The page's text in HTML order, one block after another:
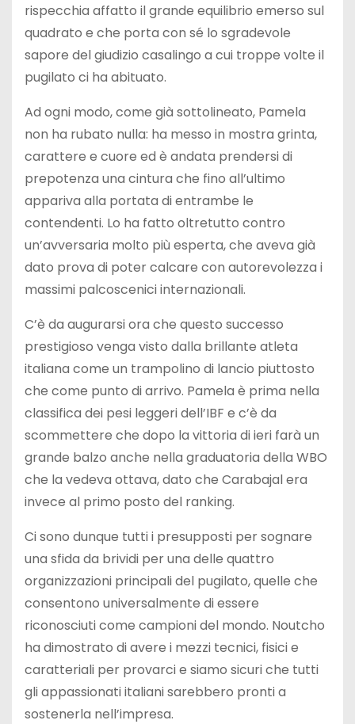
rispecchia affatto il grande equilibrio emerso sul
quadrato e che porta con sé lo sgradevole
sapore del giudizio casalingo a cui troppe volte il
pugilato ci ha abituato.
Ad ogni modo, come già sottolineato, Pamela
non ha rubato nulla: ha messo in mostra grinta,
carattere e cuore ed è andata prendersi di
prepotenza una cintura che fino all’ultimo
appariva alla portata di entrambe le
contendenti. Lo ha fatto oltretutto contro
un’avversaria molto più esperta, che aveva già
dato prova di poter calcare con autorevolezza i
massimi palcoscenici internazionali.
C’è da augurarsi ora che questo successo
prestigioso venga visto dalla brillante atleta
italiana come un trampolino di lancio piuttosto
che come punto di arrivo. Pamela è prima nella
classifica dei pesi leggeri dell’IBF e c’è da
scommettere che dopo la vittoria di ieri farà un
grande balzo anche nella graduatoria della WBO
che la vedeva ottava, dato che Carabajal era
invece al primo posto del ranking.
Ci sono dunque tutti i presupposti per sognare
una sfida da brividi per una delle quattro
organizzazioni principali del pugilato, quelle che
consentono universalmente di essere
riconosciuti come campioni del mondo. Noutcho
ha dimostrato di avere i mezzi tecnici, fisici e
caratteriali per provarci e siamo sicuri che tutti
gli appassionati italiani sarebbero pronti a
sostenerla nell’impresa.